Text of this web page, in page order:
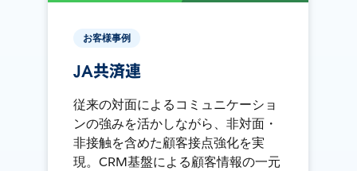
お客様事例
JA共済連
従来の対面によるコミュニケーショ
ンの強みを活かしながら、非対面・
非接触を含めた顧客接点強化を実
現。CRM基盤による顧客情報の一元